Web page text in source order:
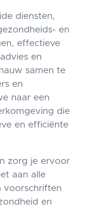
diensten,
en
effectieve
en
samen te
en
naar een
die
en efficiënte
zorg je ervoor
aan alle
voorschriften
en